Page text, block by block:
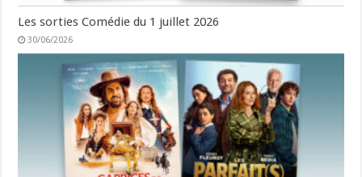
Les sorties Comédie du 1 juillet 2026
30/06/2026